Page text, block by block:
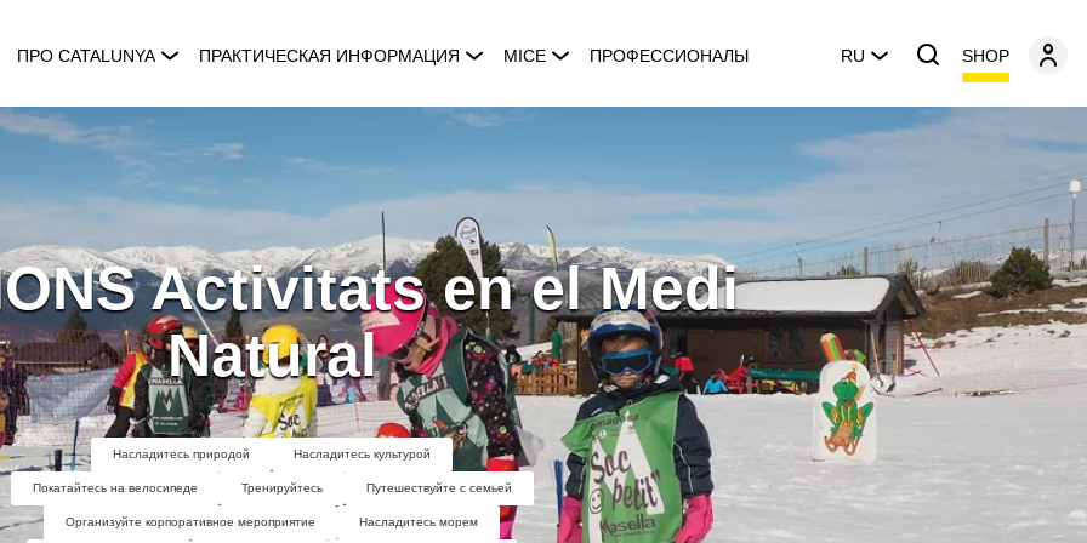
ПРО CATALUNYA ПРАКТИЧЕСКАЯ ИНФОРМАЦИЯ MICE ПРОФЕССИОНАЛЫ RU SHOP
Activitats en el Medi
Natural
Насладитесь природой Насладитесь культурой
Покатайтесь на велосипеде Тренируйтесь Путешествуйте с семьей
Организуйте корпоративное мероприятие Насладитесь морем